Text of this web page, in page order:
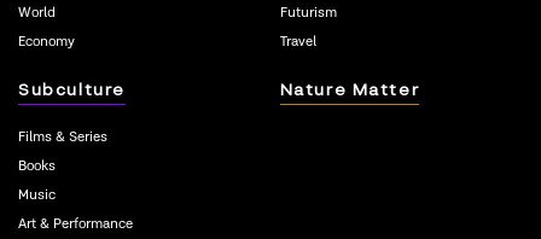
World
Economy
Futurism
Travel
Subculture
Films & Series
Books
Music
Art & Performance
Nature Matter